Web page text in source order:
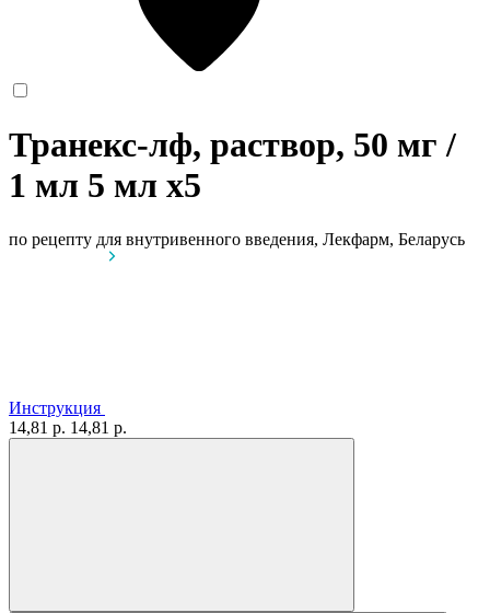
Транекс-лф, раствор, 50 мг /
1 мл 5 мл x5
по рецепту для внутривенного введения, Лекфарм, Беларусь
Инструкция
14,81 р. 14,81 р.